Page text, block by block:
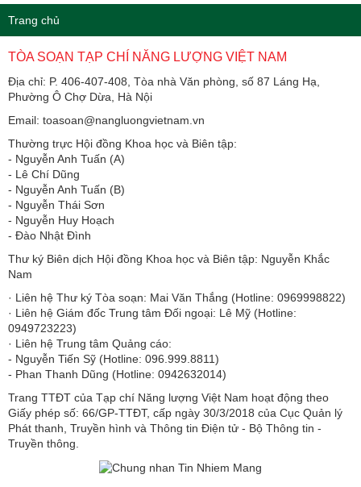
Trang chủ
TÒA SOẠN TẠP CHÍ NĂNG LƯỢNG VIỆT NAM
Địa chỉ: P. 406-407-408, Tòa nhà Văn phòng, số 87 Láng Hạ,
Phường Ô Chợ Dừa, Hà Nội
Email: toasoan@nangluongvietnam.vn
Thường trực Hội đồng Khoa học và Biên tập:
​​​​​​- Nguyễn Anh Tuấn (A)
- Lê Chí Dũng
- Nguyễn Anh Tuấn (B)
- Nguyễn Thái Sơn
- Nguyễn Huy Hoạch
- Đào Nhật Đình
Thư ký Biên dịch Hội đồng Khoa học và Biên tập: Nguyễn Khắc
Nam
· Liên hệ Thư ký Tòa soạn: Mai Văn Thắng (Hotline: 0969998822)
· Liên hệ Giám đốc Trung tâm Đối ngoại: Lê Mỹ (Hotline:
0949723223)
· Liên hệ Trung tâm Quảng cáo:
- Nguyễn Tiến Sỹ (Hotline: 096.999.8811)
- Phan Thanh Dũng (Hotline: 0942632014)
Trang TTĐT của Tạp chí Năng lượng Việt Nam hoạt động theo
Giấy phép số: 66/GP-TTĐT, cấp ngày 30/3/2018 của Cục Quản lý
Phát thanh, Truyền hình và Thông tin Điện tử - Bộ Thông tin -
Truyền thông.